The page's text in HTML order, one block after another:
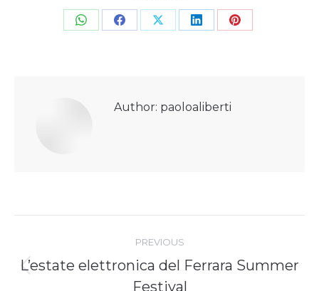
Share Share Share Share Share
Author: paoloaliberti
PREVIOUS
Previous
L’estate elettronica del Ferrara Summer
Festival